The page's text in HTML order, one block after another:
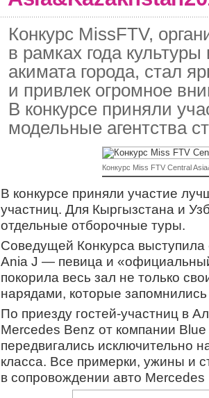
Конкурс MissFTV,
в рамках года
акимата города, стал
и привлек огромное
В конкурсе приняли
модельные агентства
Конкурс Miss FTV Central
В конкурсе приняли участие
участниц. Для Кыргызстана и
отдельные отборочные туры.
Соведущей Конкурса выступила
Ania J — певица и
покорила весь зал не только
нарядами, которые
По приезду гостей-участниц в
Mercedes Benz от компании
передвигались исключительно
класса. Все примерки, ужины и
в сопровождении авто Mercedes